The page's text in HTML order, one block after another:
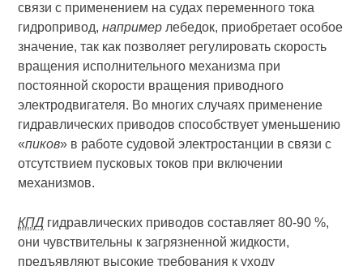
связи с применением на судах переменного тока
гидропривод,например лебедок, приобретает особое
значение, так как позволяет регулировать скорость
вращения исполнительного механизма при
постоянной скорости вращения приводного
электродвигателя. Во многих случаях применение
гидравлических приводов способствует уменьшению
«пиков» в работе судовой электростанции в связи с
отсутствием пусковых токов при включении
механизмов.
КПД гидравлических приводов составляет 80-90 %,
они чувствительны к загрязненной жидкости,
предъявляют высокие требования к уходу